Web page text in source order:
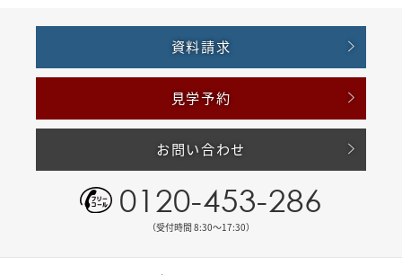
資料請求
見学予約
お問い合わせ
0120-453-286
（受付時間 8:30〜17:30）